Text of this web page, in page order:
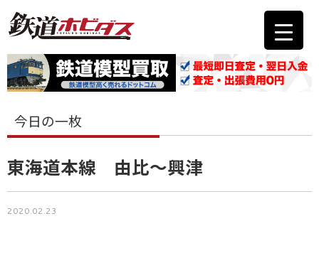
今日の一枚
東海道本線 由比〜興津
2020.02.23